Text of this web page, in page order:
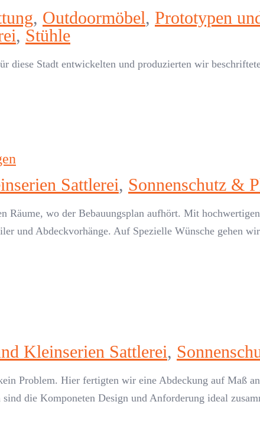
, Outdoormöbel, Prototypen
, Stühle
diese Stadt entwickelten und produzierten wir
Sattlerei, Sonnenschutz &
Räume, wo der Bebauungsplan aufhört. Mit
und Abdeckvorhänge. Auf Spezielle Wünsche gehen
Kleinserien Sattlerei,
Problem. Hier fertigten wir eine Abdeckung auf Maß
die Komponeten Design und Anforderung ideal